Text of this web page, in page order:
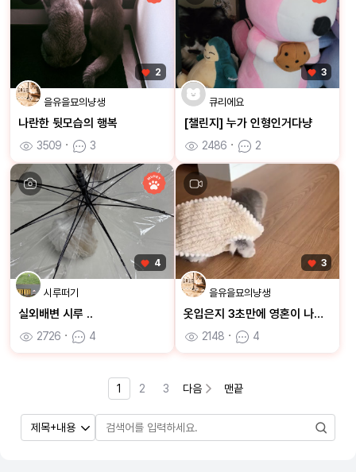
2
을유을묘의냥생
나란한 뒷모습의 행복
3509 ㆍ 3
3
큐리에요
[챌린지] 누가 인형인거다냥
2486 ㆍ 2
4
시루떠기
실외배변 시루 ..
2726 ㆍ 4
3
을유을묘의냥생
옷입은지 3초만에 영혼이 나가버린 을묘
2148 ㆍ 4
1 2 3 다음 맨끝